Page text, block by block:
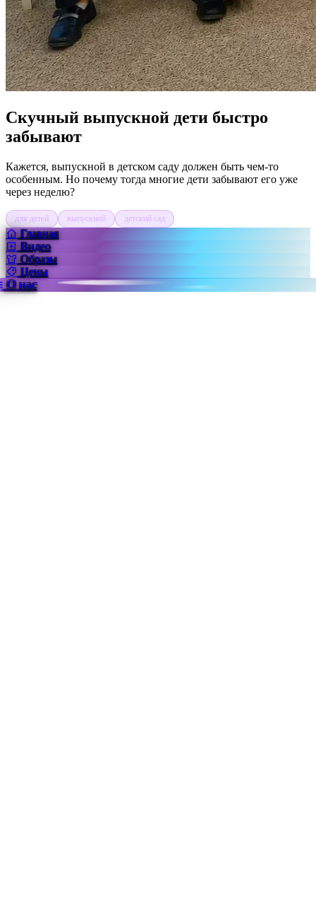
Скучный выпускной дети быстро
забывают
Кажется, выпускной в детском саду должен быть чем-то
особенным. Но почему тогда многие дети забывают его уже
через неделю?
для детей выпускной детский сад
Главная
Видео
Образы
Цены
О нас